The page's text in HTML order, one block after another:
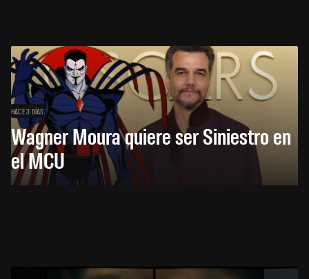
HACE 3 DÍAS
Wagner Moura quiere ser Siniestro en
el MCU